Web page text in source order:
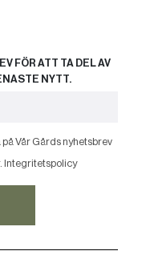
FÖR ATT TA DEL AV
NYTT.
Vår Gårds nyhetsbrev
Integritetspolicy